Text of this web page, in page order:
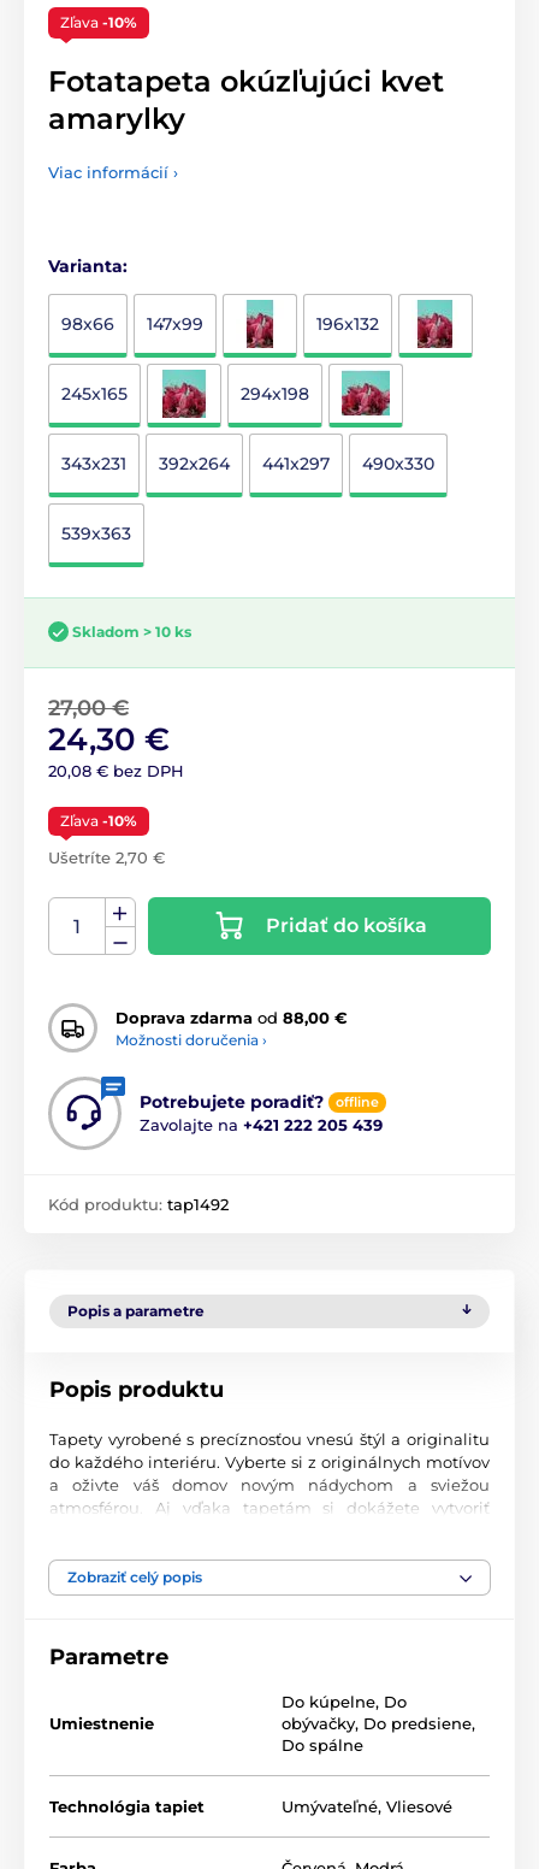
Zľava -10%
Fotatapeta okúzľujúci kvet
amarylky
Viac informácií ›
Varianta:
98x66 147x99 196x132
245x165 294x198
343x231 392x264 441x297 490x330
539x363
Skladom > 10 ks
27,00 €
24,30 €
20,08 € bez DPH
Zľava -10%
Ušetríte 2,70 €
Pridať do košíka
Doprava zdarma od 88,00 €
Možnosti doručenia ›
Potrebujete poradiť? offline
Zavolajte na +421 222 205 439
Kód produktu: tap1492
Popis a parametre
Popis produktu
Tapety vyrobené s precíznosťou vnesú štýl a originalitu
do každého interiéru. Vyberte si z originálnych motívov
a oživte váš domov novým nádychom a sviežou
atmosférou. Aj vďaka tapetám si dokážete vytvoriť
Najvyššia kvalita tlače
miestnosti. Tlačia sa na kvalitný vlies s jemným
technológii sa vyznačujú výbornou odolnosťou a
farebnou stálosťou.
Dostupné rozmery a typy tapiet (v cm – šírka x
výška)
Zobraziť celý popis
Parametre
Umiestnenie
Do kúpelne, Do
obývačky, Do predsiene,
Do spálne
Technológia tapiet Umývateľné, Vliesové